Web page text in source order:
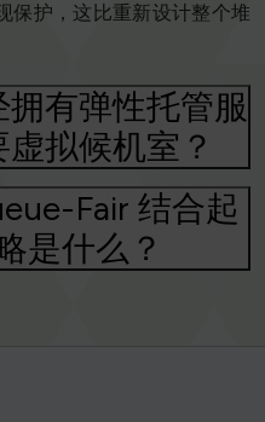
保护，这比重新设计整个堆
有弹性托管服
拟候机室？
Fair 结合起
是什么？